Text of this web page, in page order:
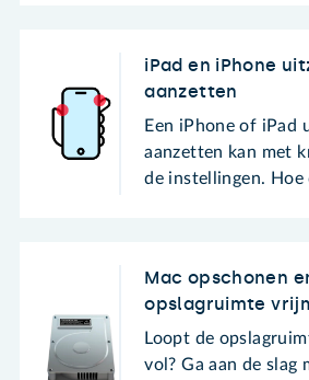
iPad en iPhone
aanzetten
Een iPhone of iPad
aanzetten kan met
de instellingen. Hoe
Mac opschonen
opslagruimte
Loopt de
vol? Ga aan de slag